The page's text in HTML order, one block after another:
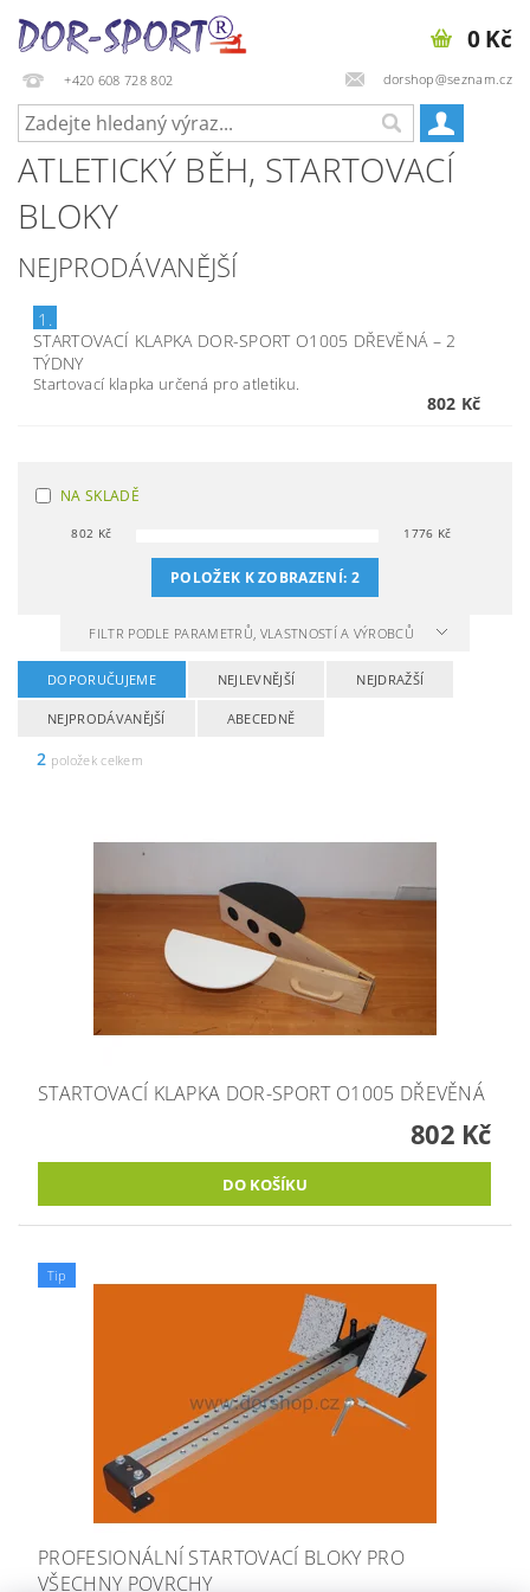
+420 608 728 802 dorshop@seznam.cz
0 Kč
ATLETICKÝ BĚH, STARTOVACÍ
BLOKY
NEJPRODÁVANĚJŠÍ
1.
STARTOVACÍ KLAPKA DOR-SPORT O1005 DŘEVĚNÁ –2
TÝDNY
Startovací klapka určená pro atletiku.
802 Kč
NA SKLADĚ
802 Kč 1776 Kč
POLOŽEK K ZOBRAZENÍ: 2
FILTR PODLE PARAMETRŮ, VLASTNOSTÍ A VÝROBCŮ
DOPORUČUJEME NEJLEVNĚJŠÍ NEJDRAŽŠÍ
NEJPRODÁVANĚJŠÍ ABECEDNĚ
2 položek celkem
STARTOVACÍ KLAPKA DOR-SPORT O1005 DŘEVĚNÁ
802 Kč
Tip
PROFESIONÁLNÍ STARTOVACÍ BLOKY PRO
VŠECHNY POVRCHY